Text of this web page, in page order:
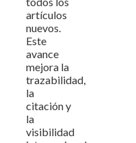
artículos
nuevos.
Este
avance
mejora la
trazabilidad,
la
citación y
la
visibilidad